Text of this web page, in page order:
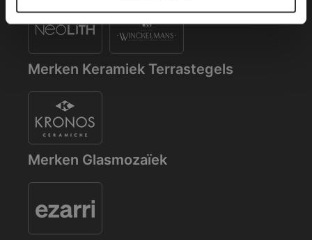
Merken Keramiek Terrastegels
Merken Glasmozaïek